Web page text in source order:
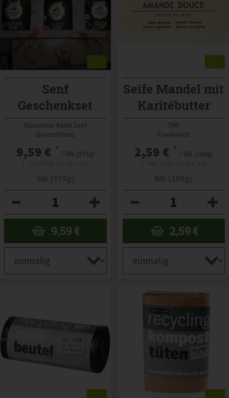
Senf
Geschenkset
Münchner Kindl Senf
Deutschland
9,59 € * / Stk (375g)
9,59 €
Seife Mandel mit
Karitébutter
SMI
Frankreich
2,59 € * / Stk (100g)
2,59 €